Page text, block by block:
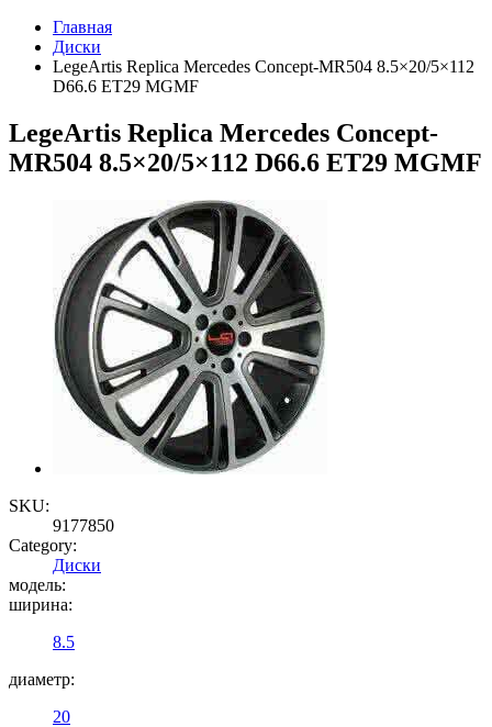
Главная
Диски
LegeArtis Replica Mercedes Concept-MR504 8.5×20/5×112
D66.6 ET29 MGMF
LegeArtis Replica Mercedes Concept-
MR504 8.5×20/5×112 D66.6 ET29 MGMF
SKU:
9177850
Category:
Диски
модель:
ширина:
8.5
диаметр:
20